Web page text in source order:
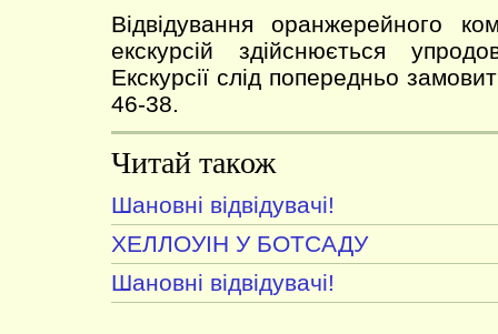
Відвідування оранжерейного
екскурсій здійснюється
Екскурсії слід попередньо
46-38.
Читай також
Шановні відвідувачі!
ХЕЛЛОУІН У БОТСАДУ
Шановні відвідувачі!